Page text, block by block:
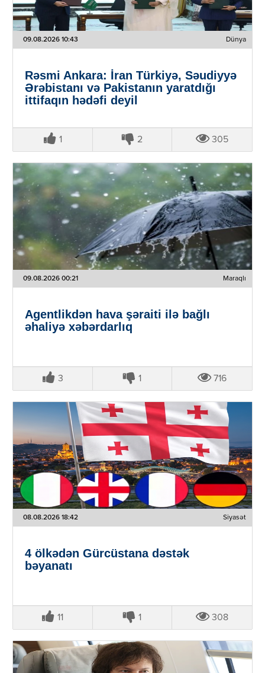
09.08.2026 10:43 Dünya
Rəsmi Ankara: İran Türkiyə, Səudiyyə
Ərəbistanı və Pakistanın yaratdığı
ittifaqın hədəfi deyil
1 2 305
09.08.2026 00:21 Maraqlı
Agentlikdən hava şəraiti ilə bağlı
əhaliyə xəbərdarlıq
3 1 716
08.08.2026 18:42 Siyasət
4 ölkədən Gürcüstana dəstək
bəyanatı
11 1 308